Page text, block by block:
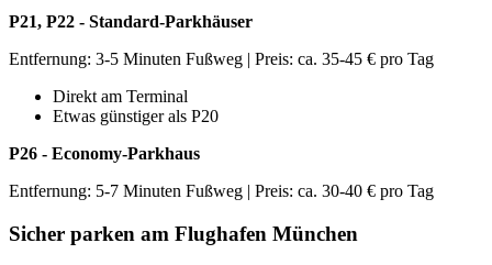
P21, P22 - Standard-Parkhäuser
Entfernung: 3-5 Minuten Fußweg | Preis: ca. 35-45 € pro Tag
Direkt am Terminal
Etwas günstiger als P20
P26 - Economy-Parkhaus
Entfernung: 5-7 Minuten Fußweg | Preis: ca. 30-40 € pro Tag
Sicher parken am Flughafen München